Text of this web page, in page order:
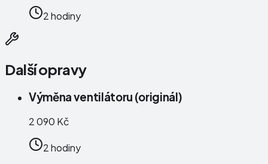
2 hodiny
Další opravy
Výměna ventilátoru (originál)
2 090 Kč
2 hodiny